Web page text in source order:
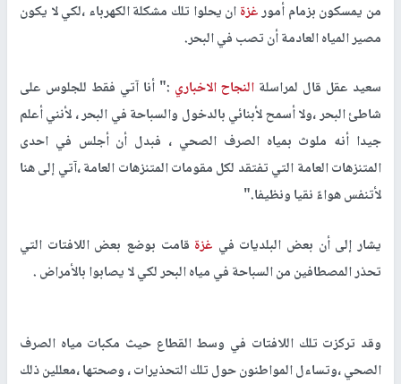
من يمسكون بزمام أمورغزةان يحلوا تلك مشكلة الكهرباء ،لكي لا يكون
مصير المياه العادمة أن تصب في البحر.
سعيد عقل قال لمراسلة النجاح الاخباري :" أنا آتي فقط للجلوس على
شاطئ البحر ،ولا أسمح لأبنائي بالدخول والسباحة في البحر ، لأنني أعلم
جيدا أنه ملوث بمياه الصرف الصحي ، فبدل أن أجلس في احدى
المتنزهات العامة التي تفتقد لكل مقومات المتنزهات العامة ،آتي إلى هنا
لأتنفس هواءً نقيا ونظيفا."
يشار إلى أن بعض البلديات في غزة قامت بوضع بعض اللافتات التي
تحذر المصطافين من السباحة في مياه البحر لكي لا يصابوا بالأمراض .
وقد تركزت تلك اللافتات في وسط القطاع حيث مكبات مياه الصرف
الصحي ،وتساءل المواطنون حول تلك التحذيرات ، وصحتها ،معللين ذلك